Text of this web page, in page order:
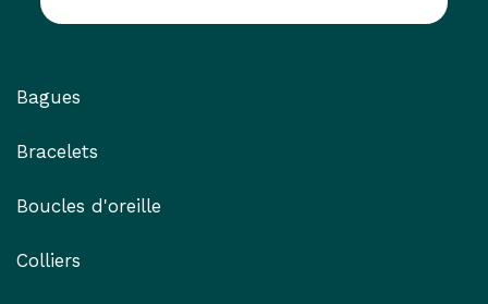
Bagues
Bracelets
Boucles d'oreille
Colliers